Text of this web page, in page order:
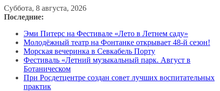
Перейти
к
Суббота, 8 августа, 2026
Последние:
Эми Питерс на Фестивале «Лето в Летнем саду»
Молодёжный театр на Фонтанке открывает 48-й сезон!
Морская вечеринка в Севкабель Порту
Фестиваль «Летний музыкальный парк. Август в
Ботаническом
При Росдетцентре создан совет лучших воспитательных
практик